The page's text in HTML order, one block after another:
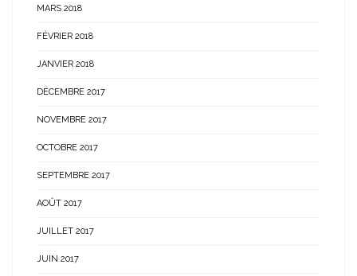
MARS 2018
FÉVRIER 2018
JANVIER 2018
DÉCEMBRE 2017
NOVEMBRE 2017
OCTOBRE 2017
SEPTEMBRE 2017
AOÛT 2017
JUILLET 2017
JUIN 2017